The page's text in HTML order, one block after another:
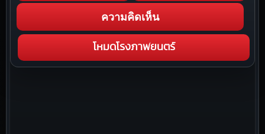
ความคิดเห็น
โหมดโรงภาพยนตร์